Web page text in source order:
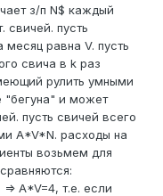
з/п N$ каждый
пусть
месяц равна V. пусть
свича в k раз
рулить умными
"бегуна" и может
пусть свичей всего
A*V*N. расходы на
возьмем для
A*V=4, т.е. если